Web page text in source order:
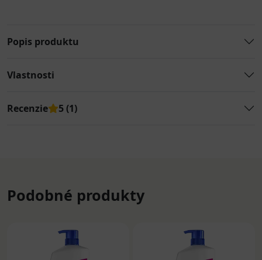
Popis produktu
Vlastnosti
Recenzie 5 (1)
Podobné produkty